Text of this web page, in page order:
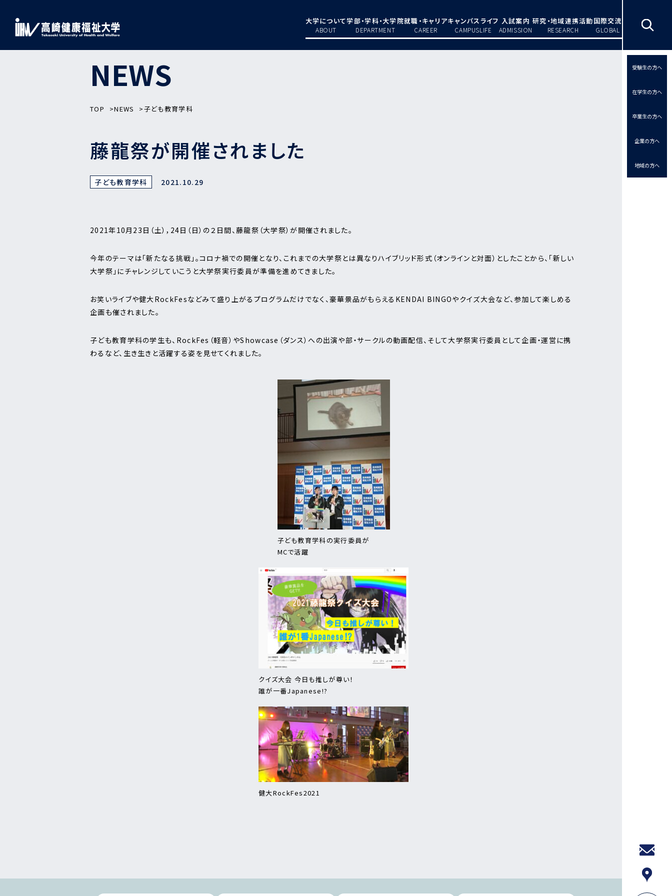
大学について
ABOUT
学部・学科・大学院
DEPARTMENT
就職・キャリア
CAREER
キャンパスライフ
CAMPUSLIFE
入試案内
ADMISSION
研究・地域連携活動
RESEARCH
国際交流
GLOBAL
受験生の方へ
在学生の方へ
卒業生の方へ
企業の方へ
地域の方へ
NEWS
TOP NEWS 子ども教育学科
藤龍祭が開催されました
子ども教育学科 2021.10.29
2021年10月23日（土），24日（日）の２日間、藤龍祭（大学祭）が開催されました。
今年のテーマは「新たなる挑戦」。コロナ禍での開催となり、これまでの大学祭とは異なりハイブリッド形式（オンラインと対面）としたことから、「新しい
大学祭」にチャレンジしていこうと大学祭実行委員が準備を進めてきました。
お笑いライブや健大RockFesなどみて盛り上がるプログラムだけでなく、豪華景品がもらえるKENDAI BINGOやクイズ大会など、参加して楽しめる
企画も催されました。
子ども教育学科の学生も、RockFes（軽音）やShowcase（ダンス）への出演や部・サークルの動画配信、そして大学祭実行委員として企画・運営に携
わるなど、生き生きと活躍する姿を見せてくれました。
子ども教育学科の実行委員が
MCで活躍
クイズ大会 今日も推しが尊い！
誰が一番Japanese!?
健大RockFes2021